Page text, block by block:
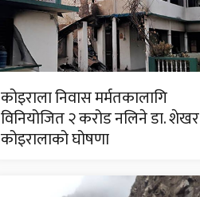
कोइराला निवास मर्मतकालागि
विनियोजित २ करोड नलिने डा. शेखर
कोइरालाको घोषणा